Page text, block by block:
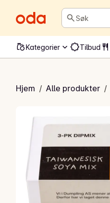
Søk
Kategorier Tilbud
Hjem / Alle produkter /
til dumplings